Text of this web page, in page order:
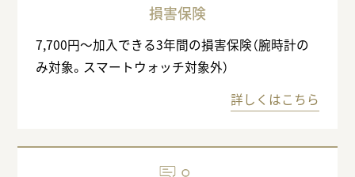
損害保険
7,700円〜加入できる3年間の損害保険（腕時計の
み対象。スマートウォッチ対象外）
詳しくはこちら